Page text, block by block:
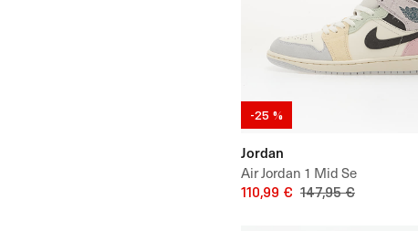
-25 %
Jordan
Air Jordan 1 Mid Se
110,99 € 147,95 €